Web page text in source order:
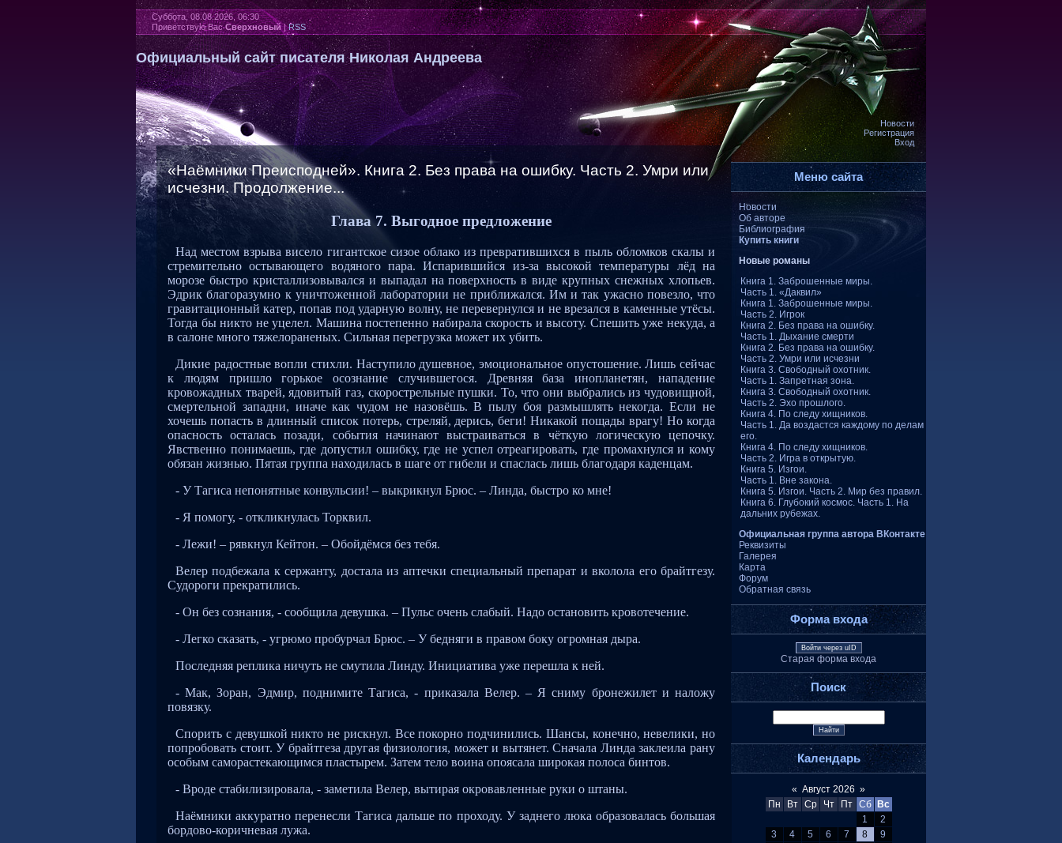
Суббота, 08.08.2026, 06:30
Приветствую Вас Сверхновый|RSS
Официальный сайт писателя Николая Андреева
Новости
Регистрация
Вход
«Наёмники Преисподней». Книга 2. Без права на ошибку. Часть 2. Умри или
исчезни. Продолжение...
Глава 7. Выгодное предложение
Над местом взрыва висело гигантское сизое облако из превратившихся в пыль обломков скалы и
стремительно остывающего водяного пара. Испарившийся из-за высокой температуры лёд на
морозе быстро кристаллизовывался и выпадал на поверхность в виде крупных снежных хлопьев.
Эдрик благоразумно к уничтоженной лаборатории не приближался. Им и так ужасно повезло, что
гравитационный катер, попав под ударную волну, не перевернулся и не врезался в каменные утёсы.
Тогда бы никто не уцелел. Машина постепенно набирала скорость и высоту. Спешить уже некуда, а
в салоне много тяжелораненых. Сильная перегрузка может их убить.
Дикие радостные вопли стихли. Наступило душевное, эмоциональное опустошение. Лишь сейчас
к людям пришло горькое осознание случившегося. Древняя база инопланетян, нападение
кровожадных тварей, ядовитый газ, скорострельные пушки. То, что они выбрались из чудовищной,
смертельной западни, иначе как чудом не назовёшь. В пылу боя размышлять некогда. Если не
хочешь попасть в длинный список потерь, стреляй, дерись, беги! Никакой пощады врагу! Но когда
опасность осталась позади, события начинают выстраиваться в чёткую логическую цепочку.
Явственно понимаешь, где допустил ошибку, где не успел отреагировать, где промахнулся и кому
обязан жизнью. Пятая группа находилась в шаге от гибели и спаслась лишь благодаря каденцам.
- У Тагиса непонятные конвульсии! – выкрикнул Брюс. – Линда, быстро ко мне!
- Я помогу, - откликнулась Торквил.
- Лежи! – рявкнул Кейтон. – Обойдёмся без тебя.
Велер подбежала к сержанту, достала из аптечки специальный препарат и вколола его брайтгезу.
Судороги прекратились.
- Он без сознания, - сообщила девушка. – Пульс очень слабый. Надо остановить кровотечение.
- Легко сказать, - угрюмо пробурчал Брюс. – У бедняги в правом боку огромная дыра.
Последняя реплика ничуть не смутила Линду. Инициатива уже перешла к ней.
- Мак, Зоран, Эдмир, поднимите Тагиса, - приказала Велер. – Я сниму бронежилет и наложу
повязку.
Спорить с девушкой никто не рискнул. Все покорно подчинились. Шансы, конечно, невелики, но
попробовать стоит. У брайтгеза другая физиология, может и вытянет. Сначала Линда заклеила рану
особым саморастекающимся пластырем. Затем тело воина опоясала широкая полоса бинтов.
- Вроде стабилизировала, - заметила Велер, вытирая окровавленные руки о штаны.
Наёмники аккуратно перенесли Тагиса дальше по проходу. У заднего люка образовалась большая
бордово-коричневая лужа.
Меню сайта
Новости
Об авторе
Библиография
Купить книги
Новые романы
Книга 1. Заброшенные миры.
Часть 1. «Даквил»
Книга 1. Заброшенные миры.
Часть 2. Игрок
Книга 2. Без права на ошибку.
Часть 1. Дыхание смерти
Книга 2. Без права на ошибку.
Часть 2. Умри или исчезни
Книга 3. Свободный охотник.
Часть 1. Запретная зона.
Книга 3. Свободный охотник.
Часть 2. Эхо прошлого.
Книга 4. По следу хищников.
Часть 1. Да воздастся каждому по делам
его.
Книга 4. По следу хищников.
Часть 2. Игра в открытую.
Книга 5. Изгои.
Часть 1. Вне закона.
Книга 5. Изгои. Часть 2. Мир без правил.
Книга 6. Глубокий космос. Часть 1. На
дальних рубежах.
Официальная группа автора ВКонтакте
Реквизиты
Галерея
Карта
Форум
Обратная связь
Форма входа
Войти через uID
Старая форма входа
Поиск
Календарь
« Август 2026 »
Пн
Вт Ср Чт Пт Сб
Вс
1
2
3
4 5 6 7 8
9